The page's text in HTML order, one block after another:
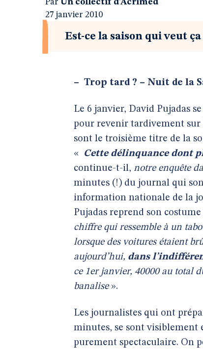
Par Un collectif d’Acrimed
27 janvier 2010
Est-ce la saison qui veut ça
– Trop tard ? – Nuit de la
Le 6 janvier, David Pujadas
pour revenir tardivement sur
sont le troisième titre de la
« Cette délinquance dont
continue-t-il, notre enquête
minutes (!) du journal qui
information nationale de la
Pujadas reprend son
chiffre qui ressemble à un
lorsque des voitures étaient
aujourd’hui, dans
ce 1er janvier, 40000 au total
banalise».
Les journalistes qui ont
minutes, se sont visiblement
purement spectaculaire. On